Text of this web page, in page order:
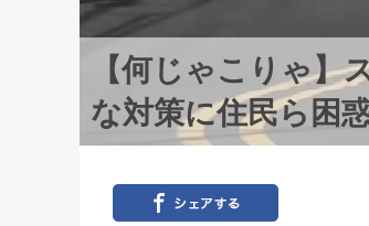
【何じゃこりゃ】
な対策に住民ら困惑